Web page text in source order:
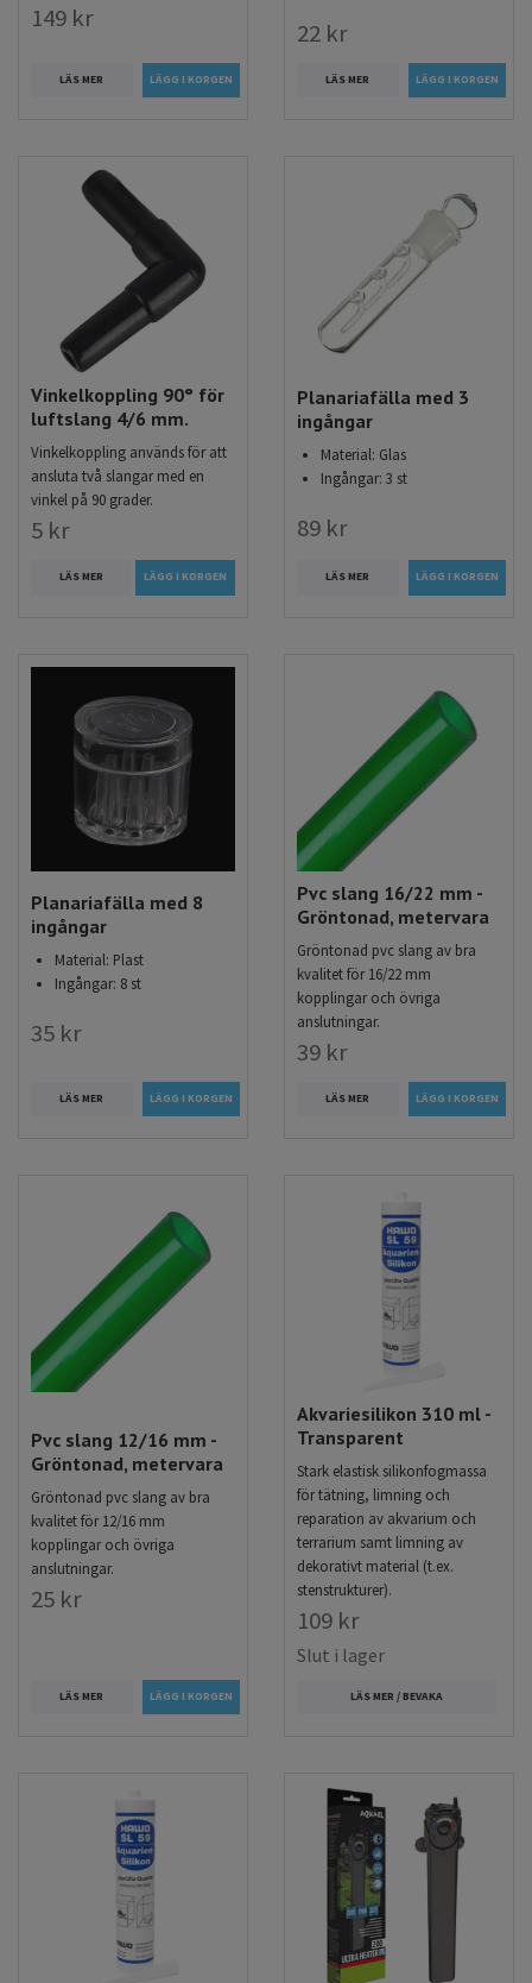
149 kr
LÄS MER
22 kr
LÄS MER
Vinkelkoppling 90° för
luftslang 4/6 mm.
Vinkelkoppling används för att
ansluta två slangar med en
vinkel på 90 grader.
5 kr
LÄS MER LÄGG I KORGEN
Planariafälla med 3
ingångar
Material: Glas
Ingångar: 3 st
89 kr
LÄS MER
Planariafälla med 8
ingångar
Material: Plast
Ingångar: 8 st
35 kr
LÄS MER
Pvc slang 16/22 mm -
Gröntonad, metervara
Gröntonad pvc slang av bra
kvalitet för 16/22 mm
kopplingar och övriga
anslutningar.
39 kr
LÄS MER
Pvc slang 12/16 mm -
Gröntonad, metervara
Gröntonad pvc slang av bra
kvalitet för 12/16 mm
kopplingar och övriga
anslutningar.
25 kr
LÄS MER
Akvariesilikon 310 ml -
Transparent
Stark elastisk silikonfogmassa
för tätning, limning och
reparation av akvarium och
terrarium samt limning av
dekorativt material (t.ex.
stenstrukturer).
109 kr
Slut i lager
LÄS MER / BEVAKA